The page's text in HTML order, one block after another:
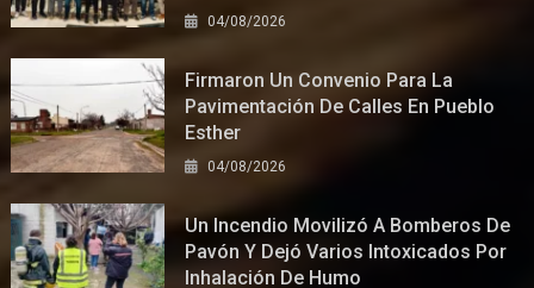
04/08/2026
Firmaron Un Convenio Para La
Pavimentación De Calles En Pueblo
Esther
04/08/2026
Un Incendio Movilizó A Bomberos De
Pavón Y Dejó Varios Intoxicados Por
Inhalación De Humo